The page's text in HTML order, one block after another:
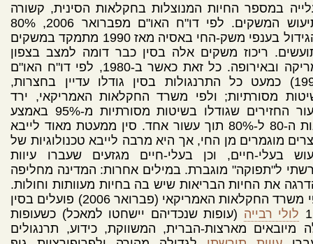
במספר החיות המנוצלות בחקלאות הסינית, קשורה
בתיעוש המשקים. לפי דו"ח האו"ם מפברואר 2006, 80%
מהגידול בענפי משק-החי באסיה מאז 1990 מתמקד במשקים
ריכוז משקים אלה בסין כבר דומה למצב בצפון
אמריקה ובאירופה. כל זאת כאשר ב-1980, לפי דו"ח האו"ם
(1998) כמעט כל התרנגולות בסין גודלו עדיין בחצרות,
מסורתיות; ולפי משרד החקלאות האמריקאי, ירד
שיעור החזירים שגודלו בשיטות מסורתיות מ-95% באמצע
שנות ה-80 ל-80% תוך עשור אחד. סין ממעטת מאוד לייבא
מוגמרים מן החי, אך היא מרבה לייבא טכנולוגיות של
בעלי-חיים, וכן בעלי-חיים מגזעים שעברו עיוות
ל"תפוקה" מוגברת. במילים אחרות: המדינה מחליפה
את החיות הבריאות שיש בה בחיות מעוותות וחולות.
לפי משרד החקלאות האמריקאי (פברואר 2006) פועלים בסין
לולי רבייה (עופות שנכדיהם יישחטו למאכל) כשעופות
מיובאים מארצות-הברית, המשווקת, כידוע, תרנגולים